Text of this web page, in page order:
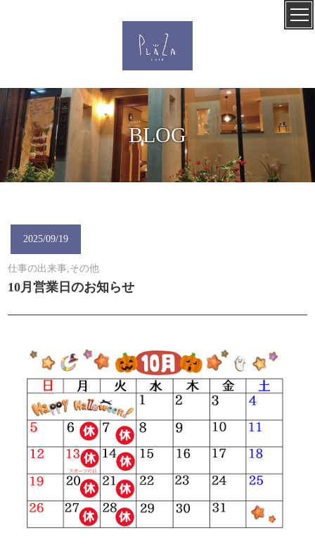
BLOG
2025/09/19
仕事の出来事,その他
10月営業日のお知らせ